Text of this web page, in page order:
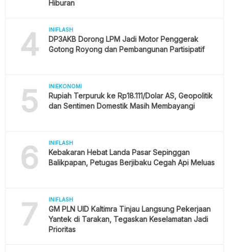
Hiburan
4 INIFLASH
DP3AKB Dorong LPM Jadi Motor Penggerak
Gotong Royong dan Pembangunan Partisipatif
5 INIEKONOMI
Rupiah Terpuruk ke Rp18.111/Dolar AS, Geopolitik
dan Sentimen Domestik Masih Membayangi
6 INIFLASH
Kebakaran Hebat Landa Pasar Sepinggan
Balikpapan, Petugas Berjibaku Cegah Api Meluas
7 INIFLASH
GM PLN UID Kaltimra Tinjau Langsung Pekerjaan
Yantek di Tarakan, Tegaskan Keselamatan Jadi
Prioritas